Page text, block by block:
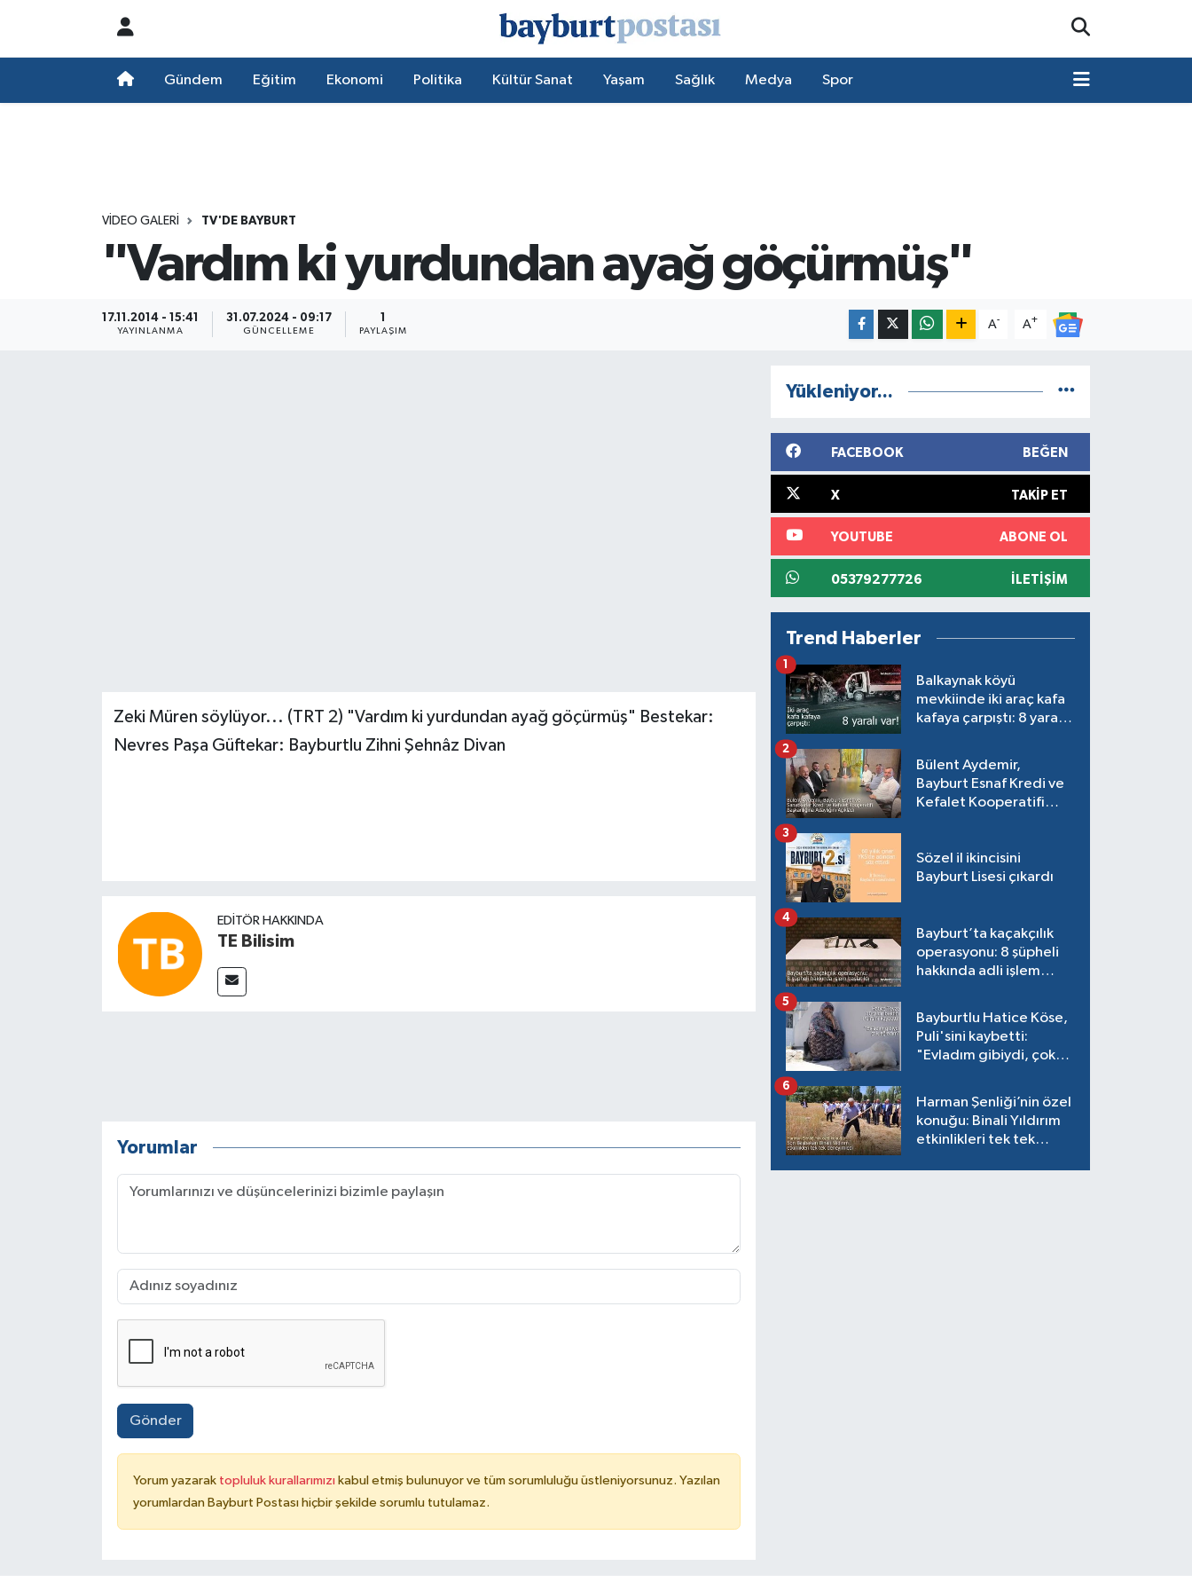
Gündem Eğitim Ekonomi Politika Kültür Sanat Yaşam Sağlık Medya Spor
VIDEO GALERI TV'DE BAYBURT
"Vardım ki yurdundan ayağ göçürmüş"
17.11.2014 - 15:41
YAYINLANMA
31.07.2024 - 09:17
GÜNCELLEME PAYLAŞIM
A- A+
Zeki Müren söylüyor... (TRT 2) "Vardım ki yurdundan ayağ göçürmüş" Bestekar:
Nevres Paşa Güftekar: Bayburtlu Zihni Şehnâz Divan
EDITÖR HAKKINDA
TE Bilisim
Yorumlar
Gönder
Yorum yazarak topluluk kurallarımızı kabul etmiş bulunuyor ve tüm sorumluluğu üstleniyorsunuz. Yazılan
yorumlardan Bayburt Postası hiçbir şekilde sorumlu tutulamaz.
Yükleniyor...
FACEBOOK BEĞEN
X TAKIP ET
YOUTUBE ABONE OL
05379277726 İLETIŞIM
Trend Haberler
Balkaynak köyü
mevkiinde iki araç kafa
kafaya çarpıştı: 8 yaralı
1
Bülent Aydemir,
Bayburt Esnaf Kredi ve
Kefalet Kooperatifi
2
Sözel il ikincisini
Bayburt Lisesi çıkardı
3
Bayburt’ta kaçakçılık
operasyonu: 8 şüpheli
hakkında adli işlem
4
Bayburtlu Hatice Köse,
Puli'sini kaybetti:
"Evladım gibiydi, çok
5
Harman Şenliği’nin özel
konuğu: Binali Yıldırım
etkinlikleri tek tek
6
Süper Lig Puan Durumu ve Fikstür
Son Dakika Haberleri